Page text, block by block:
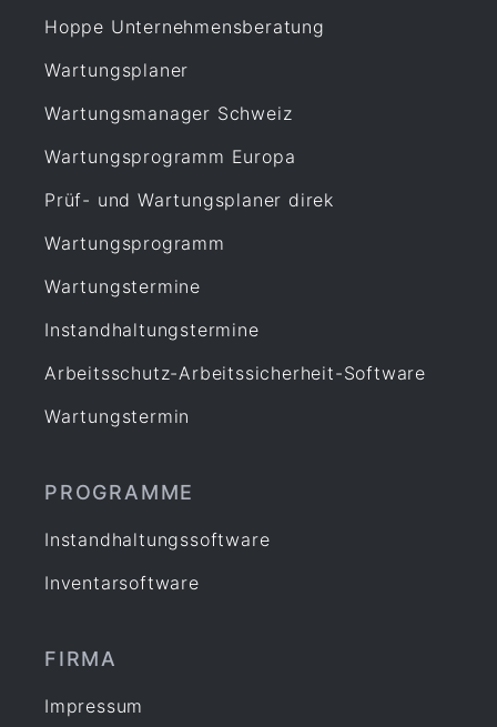
Hoppe Unternehmensberatung
Wartungsplaner
Wartungsmanager Schweiz
Wartungsprogramm Europa
Prüf- und Wartungsplaner direk
Wartungsprogramm
Wartungstermine
Instandhaltungstermine
Arbeitsschutz-Arbeitssicherheit-Software
Wartungstermin
PROGRAMME
Instandhaltungssoftware
Inventarsoftware
FIRMA
Impressum